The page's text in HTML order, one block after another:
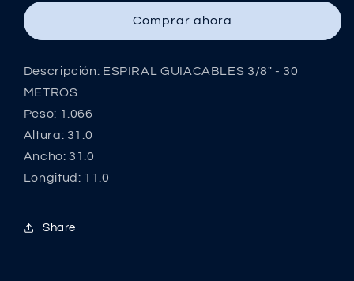
30
30
Comprar ahora
Descripción: ESPIRAL GUIACABLES 3/8" - 30
METROS
Peso: 1.066
Altura: 31.0
Ancho: 31.0
Longitud: 11.0
Share